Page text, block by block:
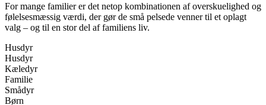
For mange familier er det netop kombinationen af overskuelighed og
følelsesmæssig værdi, der gør de små pelsede venner til et oplagt
valg – og til en stor del af familiens liv.
Husdyr
Husdyr
Kæledyr
Familie
Smådyr
Børn